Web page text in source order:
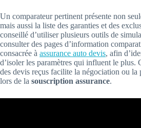
Un comparateur pertinent présente non
mais aussi la liste des garanties et des
conseillé d’utiliser plusieurs outils de
consulter des pages d’information
consacrée à assurance auto devis, afin
d’isoler les paramètres qui influent le plus.
des devis reçus facilite la négociation ou la
lors de la souscription assurance.